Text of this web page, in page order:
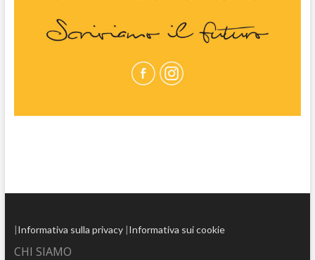
|Informativa sulla privacy|Informativa sui cookie
CHI SIAMO